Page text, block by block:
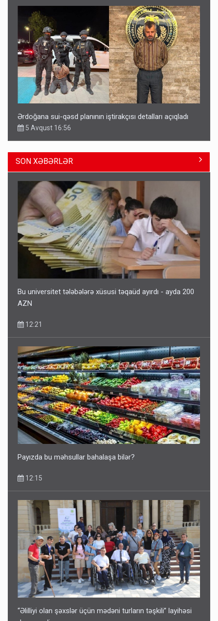
Ərdoğana sui-qəsd planının iştirakçısı detalları açıqladı
5 Avqust 16:56
Kartdan karta istədiyiniz qədər köçürmə edə bilərsiniz -
Tərtərdəki hadisənin sirri açıldı: Ər-arvadı yandırıb 15 min
manatı oğurladı
10:46
Əhaliyə hava ilə bağlı VACİB XƏBƏRDARLIQ - Saat 11:00-
dan…
09:15
SON XƏBƏRLƏR
Bu universitet tələbələrə xüsusi təqaüd ayırdı - ayda 200
AZN
12:21
Payızda bu məhsullar bahalaşa bilər?
12:15
“Əlilliyi olan şəxslər üçün mədəni turların təşkili” layihəsi